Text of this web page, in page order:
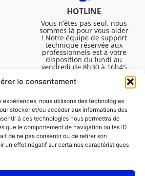
le consentement
expériences, nous utilisons des technologies
stocker et/ou accéder aux informations des
à ces technologies nous permettra de
que le comportement de navigation ou les ID
de ne pas consentir ou de retirer son
un effet négatif sur certaines caractéristiques
HOTLINE
Vous n’êtes pas seul, nous
sommes là pour vous aider
! Notre équipe de support
technique réservée aux
professionnels est à votre
disposition du lundi au
vendredi de 8h30 à 16h45
pour vous aider à résoudre
toutes vos questions